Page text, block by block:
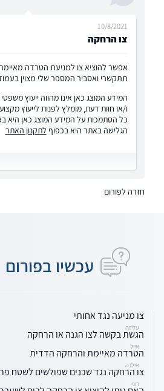
צו הרחקה
10/8/2021
אפשר להוציא צו למניעת הטרדה
תתקשרי ואסביר המספר שלי מצוין
המידע המוצג כאן אינו מהווה ייעוץ
ו/או חוות דעת, מומלץ לפנות לייעוץ
כל הסתמכות על המידע המוצג כאן היא
הגלישה באתר היא בכפוף לתקנון האתר
חזרה לפורום
עכשיו בפורום
צו מניעה נגד אחותי
עליזה
הגשת בקשה לצו הגנה או הרחקה
אייל
הטרדה מאיימת והרחקה הדדית
אילנה
צו הרחקה נגד שכנים שפולשים לשטח
רוני